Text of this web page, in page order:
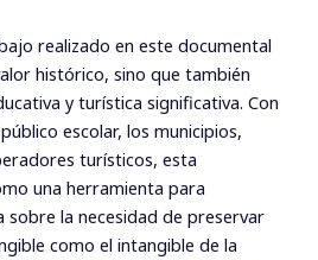
realizado en este documental
histórico, sino que también
y turística significativa. Con
escolar, los municipios,
turísticos, esta
una herramienta para
sobre la necesidad de preservar
como el intangible de la